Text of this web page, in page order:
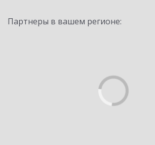
Партнеры в вашем регионе: